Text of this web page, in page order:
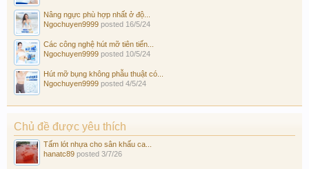
Nâng ngực phù hợp nhất ở độ...
Ngochuyen9999 posted 16/5/24
Các công nghệ hút mỡ tiên tiến...
Ngochuyen9999 posted 10/5/24
Hút mỡ bụng không phẫu thuật có...
Ngochuyen9999 posted 4/5/24
Chủ đề được yêu thích
Tấm lót nhựa cho sân khấu ca...
hanatc89 posted 3/7/26